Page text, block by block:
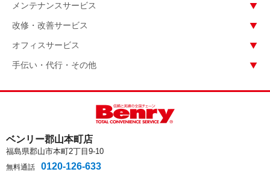
メンテナンスサービス
改修・改善サービス
オフィスサービス
手伝い・代行・その他
ベンリー郡山本町店
福島県郡山市本町2丁目9-10
無料通話 0120-126-633